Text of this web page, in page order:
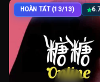
HOÀN TẤT (13/13) 6.7